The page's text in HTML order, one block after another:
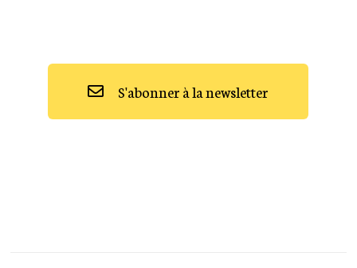
S'abonner à la newsletter